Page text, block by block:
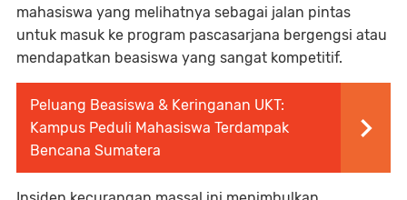
mahasiswa yang melihatnya sebagai jalan pintas
untuk masuk ke program pascasarjana bergengsi atau
mendapatkan beasiswa yang sangat kompetitif.
Peluang Beasiswa & Keringanan UKT:
Kampus Peduli Mahasiswa Terdampak
Bencana Sumatera